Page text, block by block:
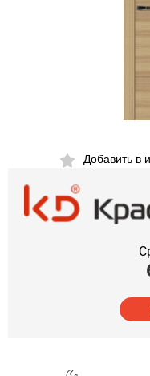
Добавить в